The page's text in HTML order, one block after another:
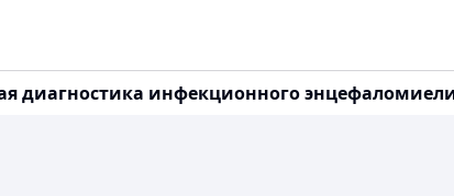
диагностика инфекционного